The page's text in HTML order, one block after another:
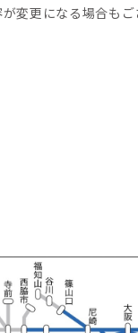
変更になる場合も